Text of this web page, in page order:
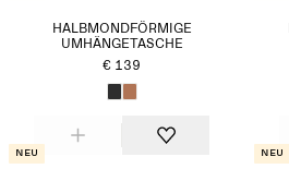
HALBMONDFÖRMIGE
UMHÄNGETASCHE
€ 139
Neu Neu